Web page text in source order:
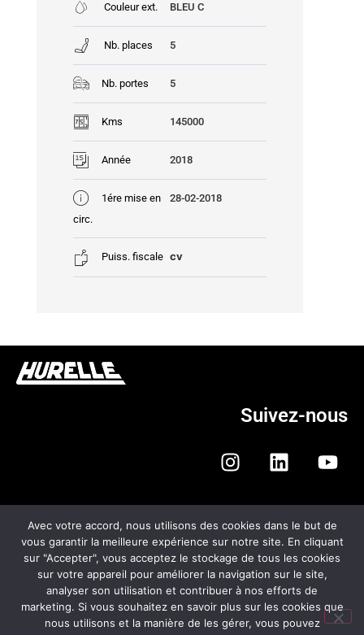
Couleur ext. BLEU C
Nb. places 5
Nb. portes 5
Kms 145000
Année 2018
1ére mise en
circ.
28-02-2018
Puiss. fiscale cv
Suivez-nous
HURELLE AUTOMOBILES
CGV
MENTIONS LÉGALES
Avec votre accord, nous utilisons des cookies dans le but de
vous garantir la meilleure expérience sur notre site. En cliquant
sur "Accepter", vous acceptez le stockage de tous les cookies
sur votre appareil pour améliorer la navigation sur le site,
analyser son utilisation et contribuer à nos efforts de
marketing. Si vous souhaitez en savoir plus sur les cookies que
nous utilisons et la manière de les gérer, vous pouvez